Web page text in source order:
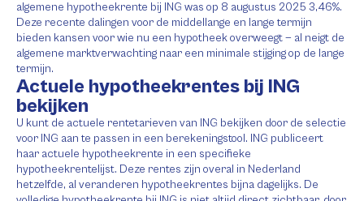
algemene hypotheekrente bij ING was op 8 augustus 2025 3,46%.
Deze recente dalingen voor de middellange en lange termijn
bieden kansen voor wie nu een hypotheek overweegt — al neigt de
algemene marktverwachting naar een minimale stijging op de lange
termijn.
Actuele hypotheekrentes bij ING
bekijken
U kunt de actuele rentetarieven van ING bekijken door de selectie
voor ING aan te passen in een berekeningstool. ING publiceert
haar actuele hypotheekrente in een specifieke
hypotheekrentelijst. Deze rentes zijn overal in Nederland
hetzelfde, al veranderen hypotheekrentes bijna dagelijks. De